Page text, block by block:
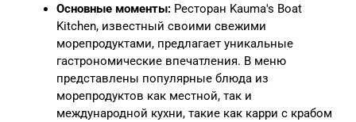
Основные моменты: Ресторан Kauma's Boat
Kitchen, известный своими свежими
морепродуктами, предлагает уникальные
гастрономические впечатления. В меню
представлены популярные блюда из
морепродуктов как местной, так и
международной кухни, такие как карри с крабом